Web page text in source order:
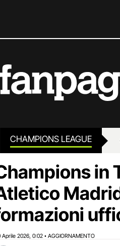
CHAMPIONS LEAGUE
in
Aprile 2026 0:02 • AGGIORNAMENTO